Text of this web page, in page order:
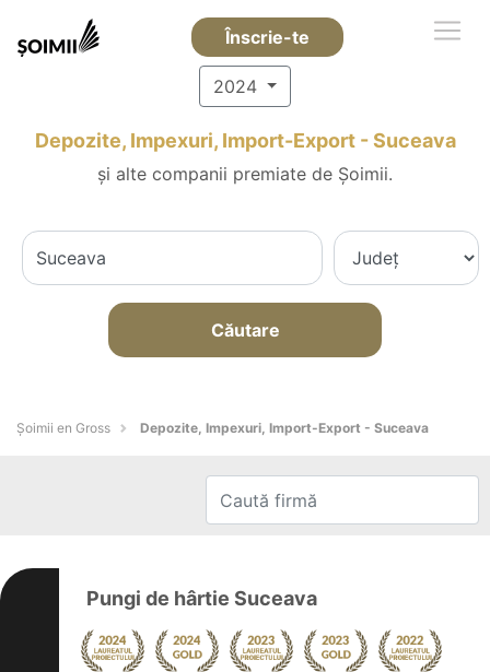
Înscrie-te
2024
Depozite, Impexuri, Import-Export - Suceava
și alte companii premiate de Șoimii.
Căutare
Șoimii en Gross Depozite, Impexuri, Import-Export - Suceava
Pungi de hârtie Suceava